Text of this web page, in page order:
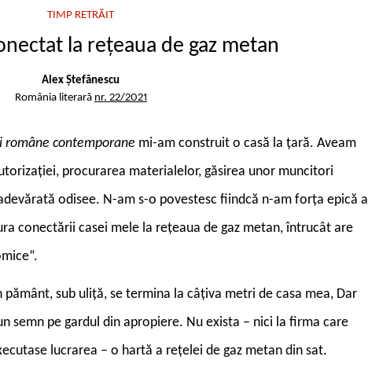
TIMP RETRĂIT
la rețeaua de gaz metan
Alex Ștefănescu
România literară nr. 22/2021
contemporane mi-am construit o casă la țară. Aveam
procurarea materialelor, găsirea unor muncitori
odisee. N-am s-o povestesc fiindcă n-am forța epică a
conectării casei mele la rețeaua de gaz metan, întrucât are
sub uliță, se termina la câțiva metri de casa mea, Dar
semn pe gardul din apropiere. Nu exista – nici la firma care
lucrarea – o hartă a rețelei de gaz metan din sat.